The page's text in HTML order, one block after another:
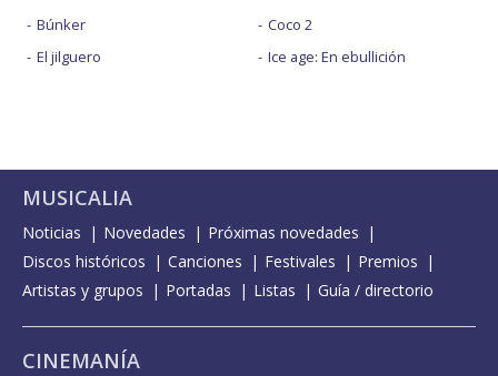
Búnker
El jilguero
Coco 2
Ice age: En ebullición
MUSICALIA
Noticias Novedades
Próximas novedades
Discos históricos
Canciones Festivales
Premios
Artistas y grupos
Portadas Listas Guía / directorio
CINEMANÍA